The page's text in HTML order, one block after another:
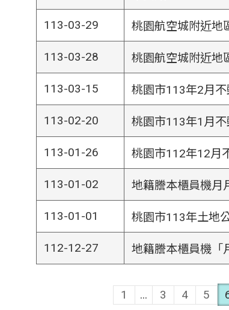
113-03-29 桃園航空城附近地
113-03-28 桃園航空城附近地
113-03-15 桃園市113年2月
113-02-20 桃園市113年1月
113-01-26 桃園市112年12月
113-01-02 地籍謄本櫃員機月
113-01-01 桃園市113年土地
112-12-27 地籍謄本櫃員機「
1 ... 3 4 5